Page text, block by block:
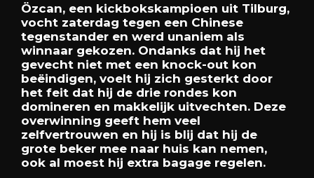
Özcan, een kickbokskampioen uit Tilburg,
vocht zaterdag tegen een Chinese
tegenstander en werd unaniem als
winnaar gekozen. Ondanks dat hij het
gevecht niet met een knock-out kon
beëindigen, voelt hij zich gesterkt door
het feit dat hij de drie rondes kon
domineren en makkelijk uitvechten. Deze
overwinning geeft hem veel
zelfvertrouwen en hij is blij dat hij de
grote beker mee naar huis kan nemen,
ook al moest hij extra bagage regelen.